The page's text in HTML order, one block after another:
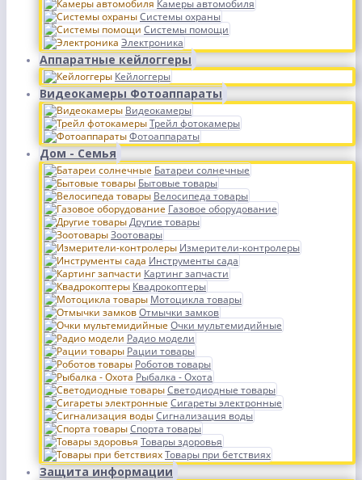
Камеры автомобиля
Системы охраны
Системы помощи
Электроника
Аппаратные кейлоггеры
Кейлоггеры
Видеокамеры Фотоаппараты
Видеокамеры
Трейл фотокамеры
Фотоаппараты
Дом - Семья
Батареи солнечные
Бытовые товары
Велосипеда товары
Газовое оборудование
Другие товары
Зоотовары
Измерители-контролеры
Инструменты сада
Картинг запчасти
Квадрокоптеры
Мотоцикла товары
Отмычки замков
Очки мультемидийные
Радио модели
Рации товары
Роботов товары
Рыбалка - Охота
Светодиодные товары
Сигареты электронные
Сигнализация воды
Спорта товары
Товары здоровья
Товары при бетствиях
Защита информации